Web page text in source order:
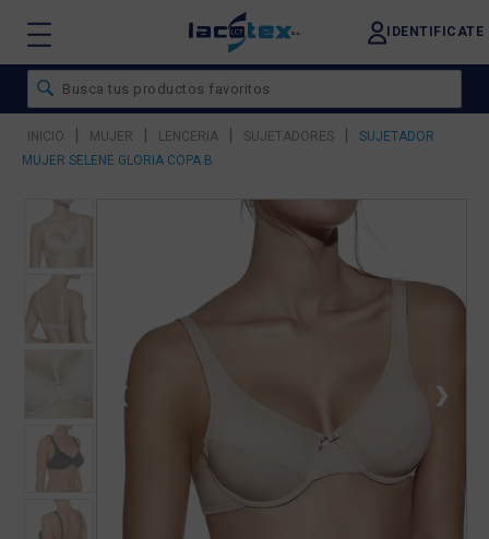
IDENTIFICATE
INICIO | MUJER | LENCERIA | SUJETADORES |
SUJETADOR
MUJER SELENE GLORIA COPA B
❮ ❯